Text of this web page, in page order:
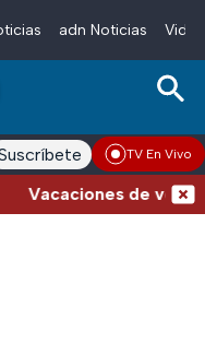
adn Noticias
adn Noticias RadioTV En Vivo
de verano